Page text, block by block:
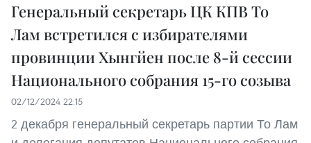
Генеральный секретарь ЦК КПВ То
Лам встретился с избирателями
провинции Хынгйен после 8-й сессии
Национального собрания 15-го созыва
02/12/2024 22:15
2 декабря генеральный секретарь партии То Лам